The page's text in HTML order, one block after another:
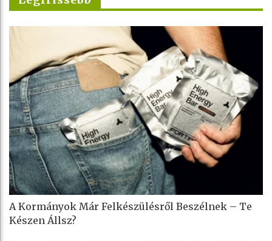
A Kormányok Már Felkészülésről Beszélnek – Te
Készen Állsz?